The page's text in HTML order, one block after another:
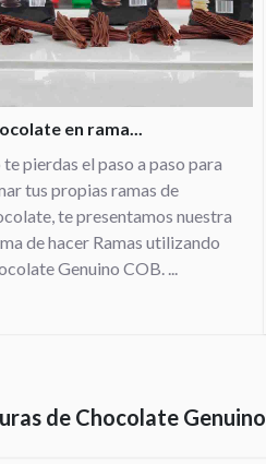
en rama...
pierdas el paso a paso para
tus propias ramas de
te presentamos nuestra
de hacer Ramas utilizando
Genuino COB. ...
de Chocolate Genuino